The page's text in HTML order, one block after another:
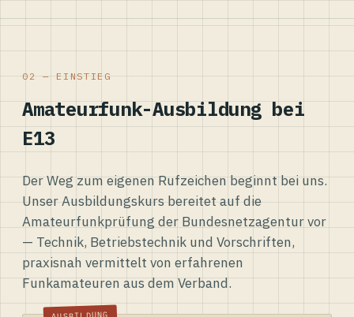
02 — EINSTIEG
Amateurfunk-Ausbildung bei
E13
Der Weg zum eigenen Rufzeichen beginnt bei uns.
Unser Ausbildungskurs bereitet auf die
Amateurfunkprüfung der Bundesnetzagentur vor
— Technik, Betriebstechnik und Vorschriften,
praxisnah vermittelt von erfahrenen
Funkamateuren aus dem Verband.